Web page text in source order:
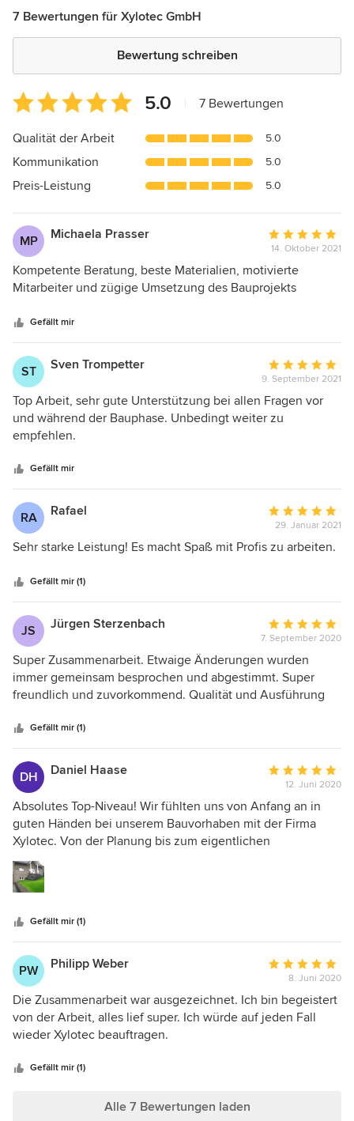
7 Bewertungen für Xylotec GmbH
Bewertung schreiben
Durchschnittliche
Bewertung:
5
5
Sternen
5.0 7 Bewertungen
Qualität der Arbeit 5.0
Kommunikation 5.0
Preis-Leistung 5.0
MP Michaela Prasser
Bewertung:
5
von
14. Oktober 2021
Kompetente Beratung, beste Materialien, motivierte
Mitarbeiter und zügige Umsetzung des Bauprojekts
Gefällt mir
ST Sven Trompetter
Bewertung:
5
von
9. September 2021
Top Arbeit, sehr gute Unterstützung bei allen Fragen vor
und während der Bauphase. Unbedingt weiter zu
empfehlen.
Gefällt mir
RA Rafael
Bewertung:
5
Sternen
29. Januar 2021
Sehr starke Leistung! Es macht Spaß mit Profis zu arbeiten.
Gefällt mir (1)
JS Jürgen Sterzenbach
Bewertung:
5
von
5
7. September 2020
Super Zusammenarbeit. Etwaige Änderungen wurden
immer gemeinsam besprochen und abgestimmt. Super
freundlich und zuvorkommend. Qualität und Ausführung
vorbereitet und wirklich nur das aufgeführt was
abweichend vom Vertrag gemeinsam besprochen wurde.
Nur zu empfehlen
Gefällt mir (1)
DH Daniel Haase
Bewertung:
5
von
5
12. Juni 2020
Absolutes Top-Niveau! Wir fühlten uns von Anfang an in
guten Händen bei unserem Bauvorhaben mit der Firma
Xylotec. Von der Planung bis zum eigentlichen
Bauabschnitt war alles hervorragend organisiert. Das
gesamte Team ist sehr professionell.
Gefällt mir (1)
PW Philipp Weber
Bewertung:
5
von
8. Juni 2020
Die Zusammenarbeit war ausgezeichnet. Ich bin begeistert
von der Arbeit, alles lief super. Ich würde auf jeden Fall
wieder Xylotec beauftragen.
Gefällt mir (1)
Alle 7 Bewertungen laden